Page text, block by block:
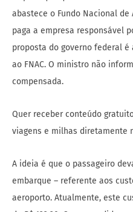
abastece o Fundo Nacional de
paga a empresa responsável
proposta do governo federal
ao FNAC. O ministro não
compensada.
Quer receber conteúdo
viagens e milhas diretamente
A ideia é que o passageiro
embarque – referente aos
aeroporto. Atualmente, este